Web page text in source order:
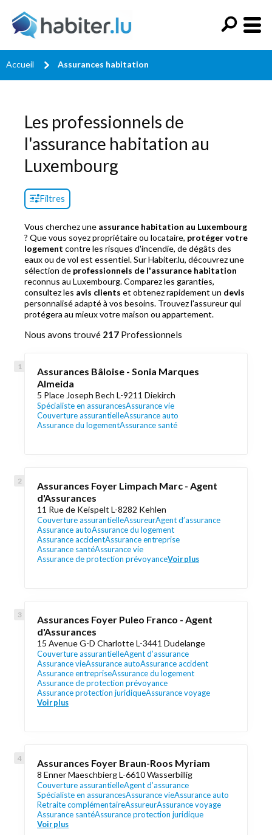
Accueil Assurances habitation
Les professionnels de
l'assurance habitation au
Luxembourg
Filtres
Vous cherchez une assurance habitation au Luxembourg
? Que vous soyez propriétaire ou locataire, protéger votre
logement contre les risques d'incendie, de dégâts des
eaux ou de vol est essentiel. Sur Habiter.lu, découvrez une
sélection de professionnels de l'assurance habitation
reconnus au Luxembourg. Comparez les garanties,
consultez les avis clients et obtenez rapidement un devis
personnalisé adapté à vos besoins. Trouvez l'assureur qui
protégera au mieux votre maison ou appartement.
Nous avons trouvé 217 Professionnels
Assurances Bâloise - Sonia Marques
Almeida
5 Place Joseph Bech L-9211 Diekirch
Spécialiste en assurancesAssurance vie
Couverture assurantielleAssurance auto
Assurance du logementAssurance santé
Assurances Foyer Limpach Marc - Agent
d'Assurances
11 Rue de Keispelt L-8282 Kehlen
Couverture assurantielleAssureurAgent d’assurance
Assurance autoAssurance du logement
Assurance accidentAssurance entreprise
Assurance santéAssurance vie
Assurance de protection prévoyanceVoir plus
Assurances Foyer Puleo Franco - Agent
d'Assurances
15 Avenue G-D Charlotte L-3441 Dudelange
Couverture assurantielleAgent d’assurance
Assurance vieAssurance autoAssurance accident
Assurance entrepriseAssurance du logement
Assurance de protection prévoyance
Assurance protection juridiqueAssurance voyage
Voir plus
Assurances Foyer Braun-Roos Myriam
8 Enner Maeschbierg L-6610 Wasserbillig
Couverture assurantielleAgent d’assurance
Spécialiste en assurancesAssurance vieAssurance auto
Retraite complémentaireAssureurAssurance voyage
Assurance santéAssurance protection juridique
Voir plus